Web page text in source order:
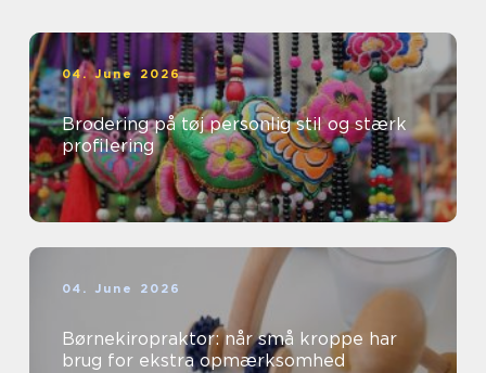
04. June 2026
Brodering på tøj personlig stil og stærk
profilering
04. June 2026
Børnekiropraktor: når små kroppe har
brug for ekstra opmærksomhed